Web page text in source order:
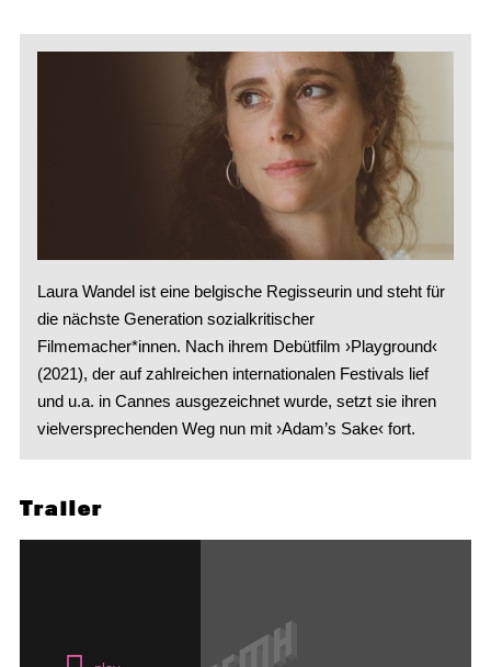
Laura Wandel ist eine belgische Regisseurin und steht für
die nächste Generation sozialkritischer
Filmemacher*innen. Nach ihrem Debütfilm ›Playground‹
(2021), der auf zahlreichen internationalen Festivals lief
und u.a. in Cannes ausgezeichnet wurde, setzt sie ihren
vielversprechenden Weg nun mit ›Adam’s Sake‹ fort.
Trailer